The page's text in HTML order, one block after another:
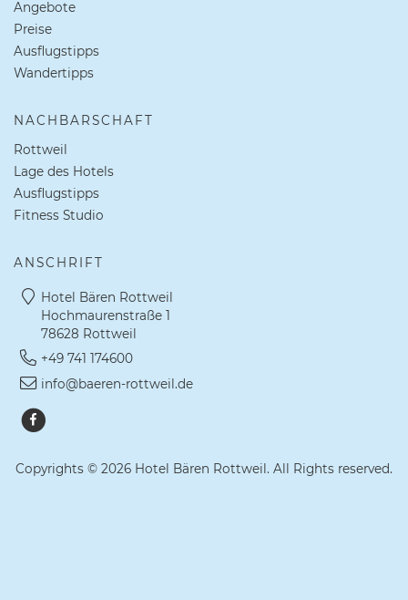
Angebote
Preise
Ausflugstipps
Wandertipps
NACHBARSCHAFT
Rottweil
Lage des Hotels
Ausflugstipps
Fitness Studio
ANSCHRIFT
Hotel Bären Rottweil
Hochmaurenstraße 1
78628 Rottweil
+49 741 174600
info@baeren-rottweil.de
Copyrights © 2026 Hotel Bären Rottweil. All Rights reserved.